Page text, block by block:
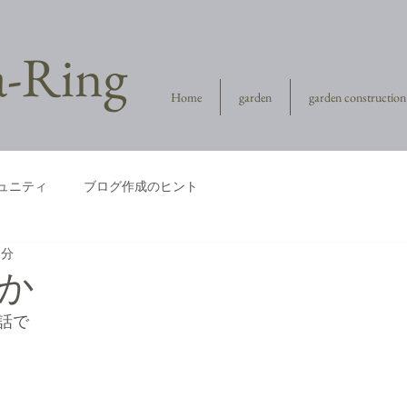
Home garden garden construction
Ring
ニティ ブログ作成のヒント
で